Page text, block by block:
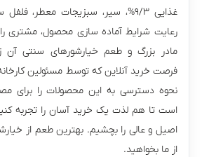
غذایی ۹/۳%، سیر، سبزیجات معطر،
رعایت شرایط آماده سازی محصول، مشتری
مادر بزرگ و طعم خیارشورهای سنتی آن
فرصت خرید آنلاین که توسط مسئولین
نحوه دسترسی به این محصولات را برای
است تا هم لذت یک خرید آسان را تجربه
اصیل و عالی را بچشیم. بهترین طعم از
از ما بخواهید.